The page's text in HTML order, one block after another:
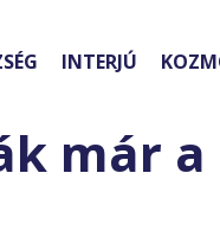
INTERJÚ
már